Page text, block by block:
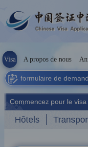
Visa A propos de nous
formulaire de
Commencez pour le visa
Hôtels